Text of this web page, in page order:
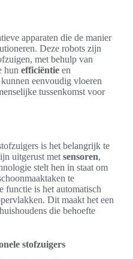
apparaten die de manier
Deze robots zijn
met behulp van
hun efficiëntie en
eenvoudig vloeren
tussenkomst voor
is het belangrijk te
uitgerust met sensoren,
stelt hen in staat om
te
functie is het automatisch
Dit maakt het een
die behoefte
stofzuigers